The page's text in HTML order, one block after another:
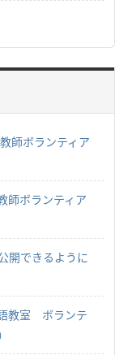
師ボランティア
師ボランティア
開できるように
教室 ボランテ